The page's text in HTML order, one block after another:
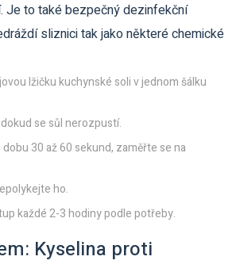
Je to také bezpečný dezinfekční
sliznici tak jako některé chemické
lžičku kuchynské soli v jednom šálku
se sůl nerozpustí.
30 až 60 sekund, zaměřte se na
ho.
každé 2-3 hodiny podle potřeby.
Kyselina proti